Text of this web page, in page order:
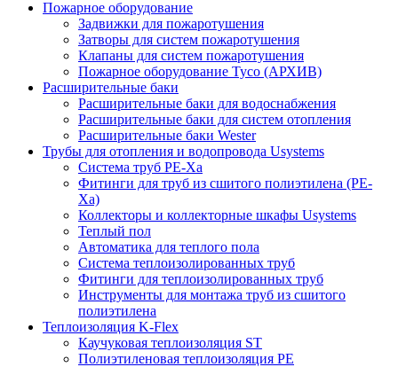
Пожарное оборудование
Задвижки для пожаротушения
Затворы для систем пожаротушения
Клапаны для систем пожаротушения
Пожарное оборудование Tyco (АРХИВ)
Расширительные баки
Расширительные баки для водоснабжения
Расширительные баки для систем отопления
Расширительные баки Wester
Трубы для отопления и водопровода Usystems
Система труб PE-Xa
Фитинги для труб из сшитого полиэтилена (PE-
Xa)
Коллекторы и коллекторные шкафы Usystems
Теплый пол
Автоматика для теплого пола
Система теплоизолированных труб
Фитинги для теплоизолированных труб
Инструменты для монтажа труб из сшитого
полиэтилена
Теплоизоляция K-Flex
Каучуковая теплоизоляция ST
Полиэтиленовая теплоизоляция PE